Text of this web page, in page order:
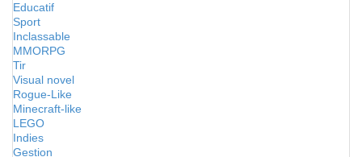
Educatif
Sport
Inclassable
MMORPG
Tir
Visual novel
Rogue-Like
Minecraft-like
LEGO
Indies
Gestion